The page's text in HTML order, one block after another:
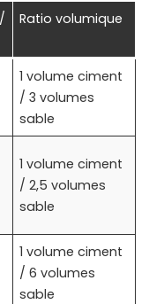
Ratio volumique
1 volume ciment
/ 3 volumes
sable
1 volume ciment
/ 2,5 volumes
sable
1 volume ciment
/ 6 volumes
sable